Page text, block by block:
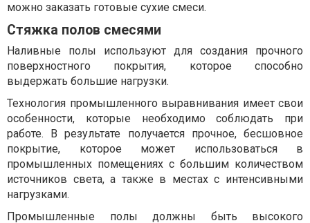
можно заказать готовые сухие смеси.
Стяжка полов смесями
Наливные полы используют для создания прочного
поверхностного покрытия, которое способно
выдержать большие нагрузки.
Технология промышленного выравнивания имеет свои
особенности, которые необходимо соблюдать при
работе. В результате получается прочное, бесшовное
покрытие, которое может использоваться в
промышленных помещениях с большим количеством
источников света, а также в местах с интенсивными
нагрузками.
Промышленные полы должны быть высокого